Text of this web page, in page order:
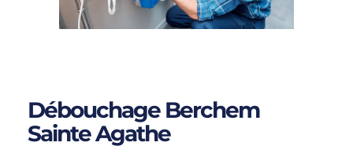
Débouchage Berchem
Sainte Agathe